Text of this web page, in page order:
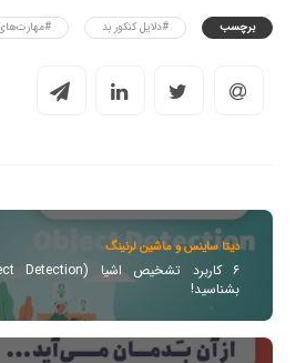
برچسب #دلایل کنکور بد
دیتا ساینس و ماشین لرنینگ
بشناسید!